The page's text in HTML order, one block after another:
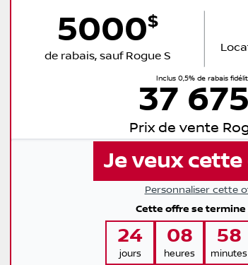
5000$
de rabais, sauf Rogue S
Inclus 0,5% de rabais
37
Prix de vente
Je veux
Personnaliser cette
Cette offre se termine
24
jours
08
heures
58
minutes